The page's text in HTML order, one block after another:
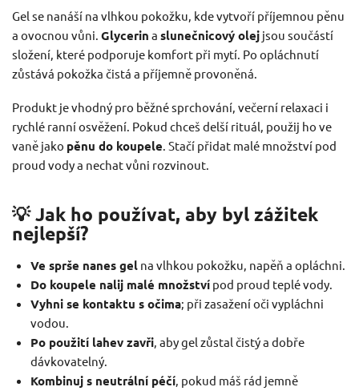
Gel se nanáší na vlhkou pokožku, kde vytvoří příjemnou pěnu
a ovocnou vůni. Glycerin a slunečnicový olej jsou součástí
složení, které podporuje komfort při mytí. Po opláchnutí
zůstává pokožka čistá a příjemně provoněná.
Produkt je vhodný pro běžné sprchování, večerní relaxaci i
rychlé ranní osvěžení. Pokud chceš delší rituál, použij ho ve
vaně jako pěnu do koupele . Stačí přidat malé množství pod
proud vody a nechat vůni rozvinout.
💡 Jak ho používat, aby byl zážitek
nejlepší?
Ve sprše nanes gelna vlhkou pokožku, napěň a opláchni.
Do koupele nalij malé množstvípod proud teplé vody.
Vyhni se kontaktu s očima; při zasažení oči vypláchni
vodou.
Po použití lahev zavři, aby gel zůstal čistý a dobře
dávkovatelný.
Kombinuj s neutrální péčí, pokud máš rád jemně